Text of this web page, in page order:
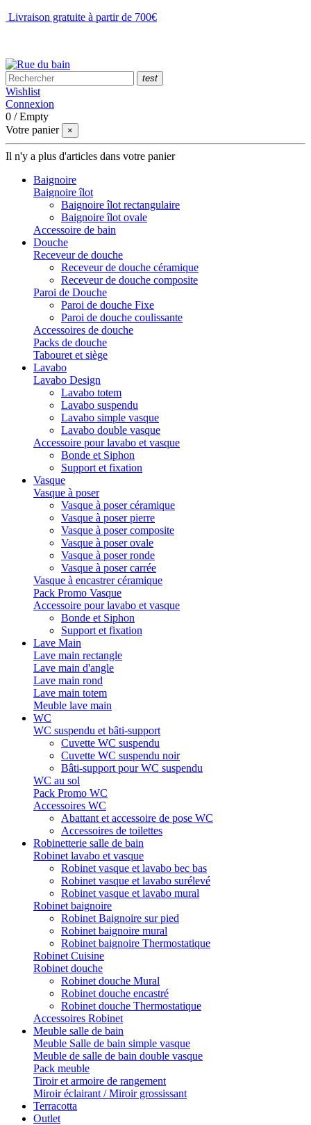
Livraison gratuite à partir de 700€
test
Wishlist
Connexion
0 /Empty
Votre panier
×
Il n'y a plus d'articles dans votre panier
Baignoire
Baignoire îlot
Baignoire îlot rectangulaire
Baignoire îlot ovale
Accessoire de bain
Douche
Receveur de douche
Receveur de douche céramique
Receveur de douche composite
Paroi de Douche
Paroi de douche Fixe
Paroi de douche coulissante
Accessoires de douche
Packs de douche
Tabouret et siège
Lavabo
Lavabo Design
Lavabo totem
Lavabo suspendu
Lavabo simple vasque
Lavabo double vasque
Accessoire pour lavabo et vasque
Bonde et Siphon
Support et fixation
Vasque
Vasque à poser
Vasque à poser céramique
Vasque à poser pierre
Vasque à poser composite
Vasque à poser ovale
Vasque à poser ronde
Vasque à poser carrée
Vasque à encastrer céramique
Pack Promo Vasque
Accessoire pour lavabo et vasque
Bonde et Siphon
Support et fixation
Lave Main
Lave main rectangle
Lave main d'angle
Lave main rond
Lave main totem
Meuble lave main
WC
WC suspendu et bâti-support
Cuvette WC suspendu
Cuvette WC suspendu noir
Bâti-support pour WC suspendu
WC au sol
Pack Promo WC
Accessoires WC
Abattant et accessoire de pose WC
Accessoires de toilettes
Robinetterie salle de bain
Robinet lavabo et vasque
Robinet vasque et lavabo bec bas
Robinet vasque et lavabo surélevé
Robinet vasque et lavabo mural
Robinet baignoire
Robinet Baignoire sur pied
Robinet baignoire mural
Robinet baignoire Thermostatique
Robinet Cuisine
Robinet douche
Robinet douche Mural
Robinet douche encastré
Robinet douche Thermostatique
Accessoires Robinet
Meuble salle de bain
Meuble Salle de bain simple vasque
Meuble de salle de bain double vasque
Pack meuble
Tiroir et armoire de rangement
Miroir éclairant / Miroir grossissant
Terracotta
Outlet